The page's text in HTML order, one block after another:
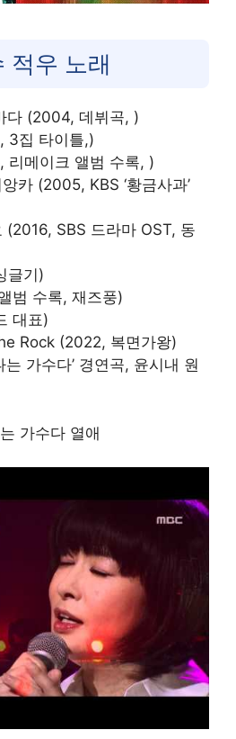
적우 노래
다 (2004, 데뷔곡, )
3집 타이틀,)
리메이크 앨범 수록, )
카 (2005, KBS ‘황금사과’
(2016, SBS 드라마 OST, 동
글기)
범 수록, 재즈풍)
대표)
Rock (2022, 복면가왕)
는 가수다’ 경연곡, 윤시내 원
가수다 열애